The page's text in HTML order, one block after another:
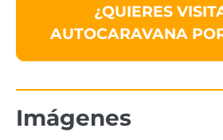
¿QUIERES
AUTOCARAVANA
Imágenes